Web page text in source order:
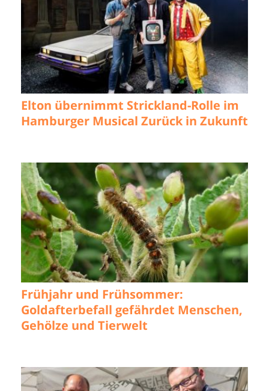
Elton übernimmt Strickland-Rolle im
Hamburger Musical Zurück in Zukunft
Frühjahr und Frühsommer:
Goldafterbefall gefährdet Menschen,
Gehölze und Tierwelt